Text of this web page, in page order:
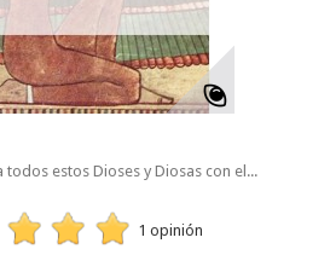
todos estos Dioses y Diosas con el...
1 opinión